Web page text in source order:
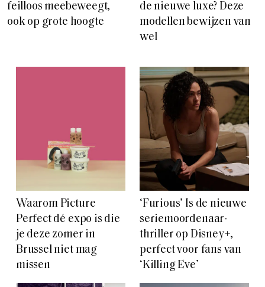
feilloos meebeweegt,
ook op grote hoogte
de nieuwe luxe? Deze
modellen bewijzen van
wel
Waarom Picture
Perfect dé expo is die
je deze zomer in
Brussel niet mag
missen
‘Furious’ Is de nieuwe
seriemoordenaar-
thriller op Disney+,
perfect voor fans van
‘Killing Eve’